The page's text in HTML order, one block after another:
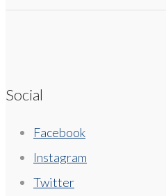
Social
Facebook
Instagram
Twitter